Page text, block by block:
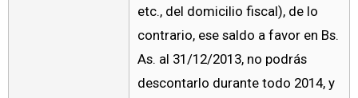
etc., del domicilio fiscal), de lo
contrario, ese saldo a favor en Bs.
As. al 31/12/2013, no podrás
descontarlo durante todo 2014, y